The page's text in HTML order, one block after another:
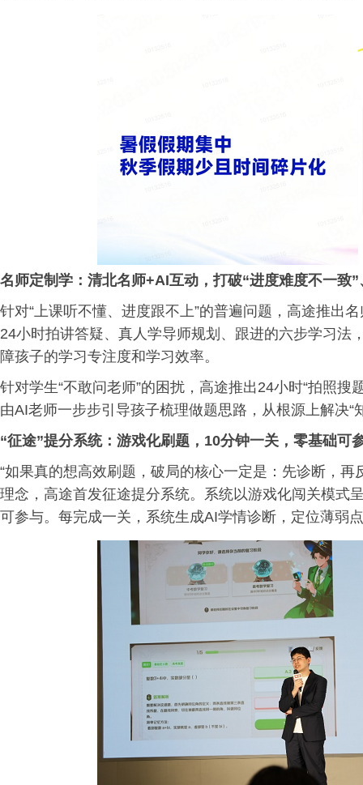
名师定制学：清北名师+AI互动，打破“进度难度不一致
针对“上课听不懂、进度跟不上”的普遍问题，高途推出
24小时拍讲答疑、真人学导师规划、跟进的六步学习法
障孩子的学习专注度和学习效率。
针对学生“不敢问老师”的困扰，高途推出24小时“拍照
由AI老师一步步引导孩子梳理做题思路，从根源上解决
“征途”提分系统：游戏化刷题，10分钟一关，零基础可
“如果真的想高效刷题，破局的核心一定是：先诊断，
理念，高途首发征途提分系统。系统以游戏化闯关模式
可参与。每完成一关，系统生成AI学情诊断，定位薄弱